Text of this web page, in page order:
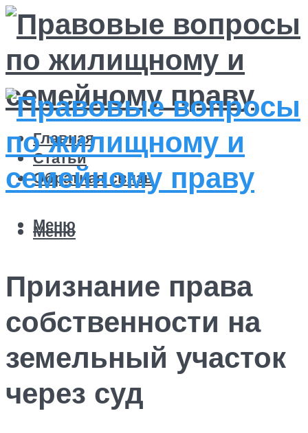
Главная
Статьи
Обратная связь
Меню
Меню
Признание права
собственности на
земельный участок
через суд